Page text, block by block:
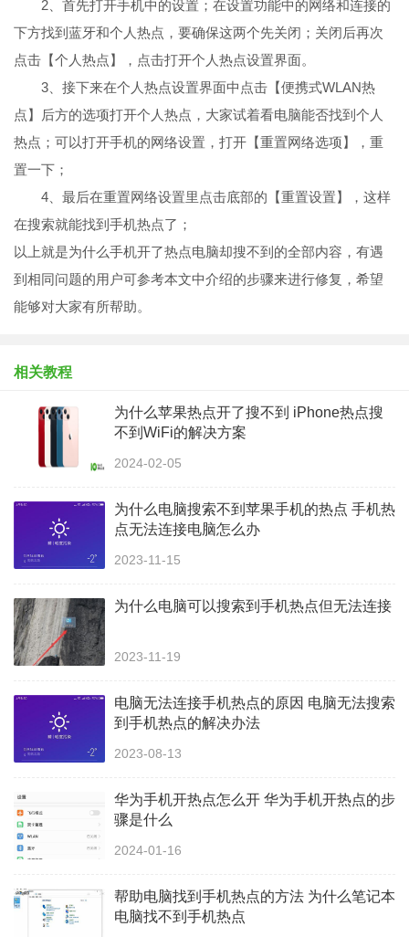
2、首先打开手机中的设置；在设置功能中的网络和连接的
下方找到蓝牙和个人热点，要确保这两个先关闭；关闭后再次
点击【个人热点】，点击打开个人热点设置界面。
3、接下来在个人热点设置界面中点击【便携式WLAN热
点】后方的选项打开个人热点，大家试着看电脑能否找到个人
热点；可以打开手机的网络设置，打开【重置网络选项】，重
置一下；
4、最后在重置网络设置里点击底部的【重置设置】，这样
在搜索就能找到手机热点了；
以上就是为什么手机开了热点电脑却搜不到的全部内容，有遇
到相同问题的用户可参考本文中介绍的步骤来进行修复，希望
能够对大家有所帮助。
相关教程
为什么苹果热点开了搜不到 iPhone热点搜
不到WiFi的解决方案
2024-02-05
为什么电脑搜索不到苹果手机的热点 手机热
点无法连接电脑怎么办
2023-11-15
为什么电脑可以搜索到手机热点但无法连接
2023-11-19
电脑无法连接手机热点的原因 电脑无法搜索
到手机热点的解决办法
2023-08-13
华为手机开热点怎么开 华为手机开热点的步
骤是什么
2024-01-16
帮助电脑找到手机热点的方法 为什么笔记本
电脑找不到手机热点